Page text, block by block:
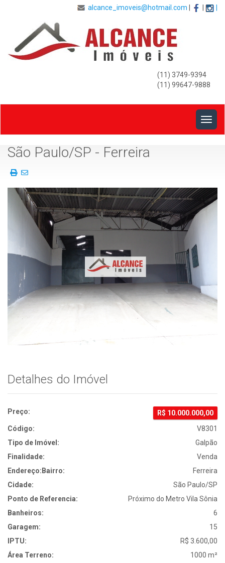
alcance_imoveis@hotmail.com
(11) 3749-9394
(11) 99647-9888
São Paulo/SP - Ferreira
Imprima
Folhetoo
Envie
pï¿½gina
deste
Imï¿½vel
para
Amigo
Front
View
Detalhes do Imóvel
Preço: R$ 10.000.000,00
Código:
V8301
Tipo de Imóvel:
Galpão
Finalidade:
Venda
Endereço: Bairro:
Ferreira
Cidade:
São Paulo/SP
Ponto de Referencia:
Próximo do Metro Vila Sônia
Banheiros:
6
Garagem:
15
IPTU:
R$ 3.600,00
Área Terreno:
1000 m²